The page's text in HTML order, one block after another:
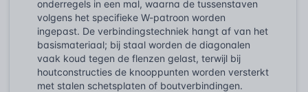
onderregels in een mal, waarna de tussenstaven
volgens het specifieke W-patroon worden
ingepast. De verbindingstechniek hangt af van het
basismateriaal; bij staal worden de diagonalen
vaak koud tegen de flenzen gelast, terwijl bij
houtconstructies de knooppunten worden versterkt
met stalen schetsplaten of boutverbindingen.